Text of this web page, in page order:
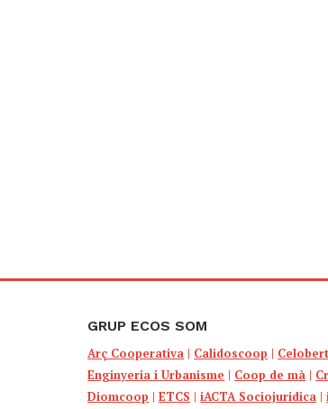
GRUP ECOS SOM
Arç Cooperativa | Calidoscoop |
Enginyeria i Urbanisme | Coop de mà |
Diomcoop |ETCS |iACTA Sociojuridica |